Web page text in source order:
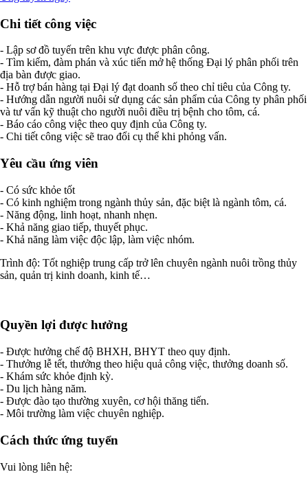
Chi tiết công việc
- Lập sơ đồ tuyến trên khu vực được phân công.
- Tìm kiếm, đàm phán và xúc tiến mở hệ thống Đại lý phân phối trên
địa bàn được giao.
- Hỗ trợ bán hàng tại Đại lý đạt doanh số theo chỉ tiêu của Công ty.
- Hướng dẫn người nuôi sử dụng các sản phẩm của Công ty phân phối
và tư vấn kỹ thuật cho người nuôi điều trị bệnh cho tôm, cá.
- Báo cáo công việc theo quy định của Công ty.
- Chi tiết công việc sẽ trao đổi cụ thể khi phỏng vấn.
Yêu cầu ứng viên
- Có sức khỏe tốt
- Có kinh nghiệm trong ngành thủy sản, đặc biệt là ngành tôm, cá.
- Năng động, linh hoạt, nhanh nhẹn.
- Khả năng giao tiếp, thuyết phục.
- Khả năng làm việc độc lập, làm việc nhóm.
Trình độ: Tốt nghiệp trung cấp trở lên chuyên ngành nuôi trồng thủy
sản, quản trị kinh doanh, kinh tế…
Quyền lợi được hưởng
- Được hưởng chế độ BHXH, BHYT theo quy định.
- Thưởng lễ tết, thưởng theo hiệu quả công việc, thưởng doanh số.
- Khám sức khỏe định kỳ.
- Du lịch hàng năm.
- Được đào tạo thường xuyên, cơ hội thăng tiến.
- Môi trường làm việc chuyên nghiệp.
Cách thức ứng tuyển
Vui lòng liên hệ: